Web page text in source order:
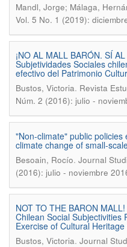
Mandl, Jorge; Málaga,
Vol. 5 No. 1 (2019):
¡NO AL MALL BARÓN. SÍ
Subjetividades Sociales
efectivo del Patrimonio
Bustos, Victoria. Revista
Núm. 2 (2016): julio -
"Non-climate" public
climate change of small-
Besoain, Rocío. Journal
(2016): julio - noviembre
NOT TO THE BARON
Chilean Social Subjectivities
Exercise of Cultural
Bustos, Victoria. Journal